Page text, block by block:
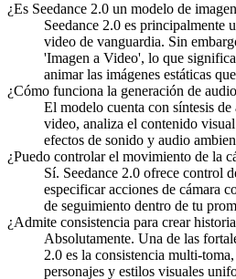
¿Es Seedance 2.0 un modelo de
Seedance 2.0 es principalmente
video de vanguardia. Sin
'Imagen a Video', lo que
animar las imágenes estáticas
¿Cómo funciona la generación de
El modelo cuenta con síntesis
video, analiza el contenido
efectos de sonido y audio
¿Puedo controlar el movimiento de la
Sí. Seedance 2.0 ofrece control
especificar acciones de cámara
de seguimiento dentro de tu
¿Admite consistencia para crear
Absolutamente. Una de las
2.0 es la consistencia multi-
personajes y estilos visuales